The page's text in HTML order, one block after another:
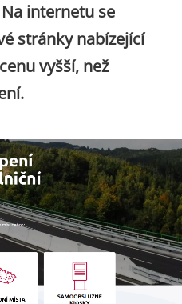
internetu se
stránky nabízející
vyšší, než